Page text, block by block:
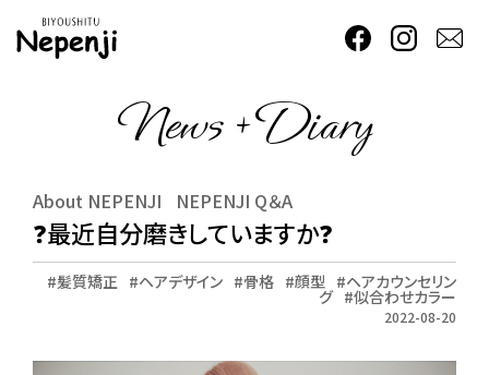
News + Diary
About NEPENJI NEPENJI Q＆A
❓最近自分磨きしていますか❓
髪質矯正 ヘアデザイン 骨格 顔型 ヘアカウンセリン
グ 似合わせカラー
2022-08-20